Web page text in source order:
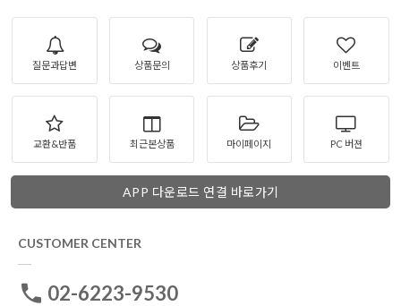
질문과답변 상품문의 상품후기 이벤트
교환&반품 최근본상품 마이페이지 PC 버젼
APP 다운로드 연결 바로가기
CUSTOMER CENTER
02-6223-9530